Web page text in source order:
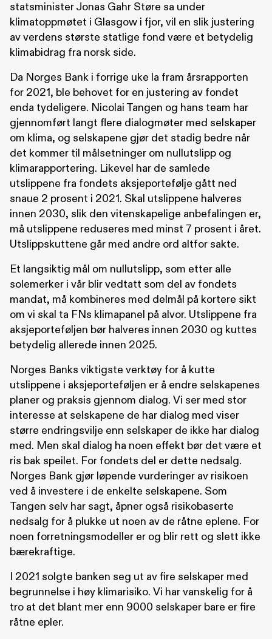
statsminister Jonas Gahr Støre sa under
klimatoppmøtet i Glasgow i fjor, vil en slik justering
av verdens største statlige fond være et betydelig
klimabidrag fra norsk side.
Da Norges Bank i forrige uke la fram årsrapporten
for 2021, ble behovet for en justering av fondet
enda tydeligere. Nicolai Tangen og hans team har
gjennomført langt flere dialogmøter med selskaper
om klima, og selskapene gjør det stadig bedre når
det kommer til målsetninger om nullutslipp og
klimarapportering. Likevel har de samlede
utslippene fra fondets aksjeportefølje gått ned
snaue 2 prosent i 2021. Skal utslippene halveres
innen 2030, slik den vitenskapelige anbefalingen er,
må utslippene reduseres med minst 7 prosent i året.
Utslippskuttene går med andre ord altfor sakte.
Et langsiktig mål om nullutslipp, som etter alle
solemerker i vår blir vedtatt som del av fondets
mandat, må kombineres med delmål på kortere sikt
om vi skal ta FNs klimapanel på alvor. Utslippene fra
aksjeporteføljen bør halveres innen 2030 og kuttes
betydelig allerede innen 2025.
Norges Banks viktigste verktøy for å kutte
utslippene i aksjeporteføljen er å endre selskapenes
planer og praksis gjennom dialog. Vi ser med stor
interesse at selskapene de har dialog med viser
større endringsvilje enn selskaper de ikke har dialog
med. Men skal dialog ha noen effekt bør det være et
ris bak speilet. For fondets del er dette nedsalg.
Norges Bank gjør løpende vurderinger av risikoen
ved å investere i de enkelte selskapene. Som
Tangen selv har sagt, åpner også risikobaserte
nedsalg for å plukke ut noen av de råtne eplene. For
noen forretningsmodeller er og blir rett og slett ikke
bærekraftige.
I 2021 solgte banken seg ut av fire selskaper med
begrunnelse i høy klimarisiko. Vi har vanskelig for å
tro at det blant mer enn 9000 selskaper bare er fire
råtne epler.